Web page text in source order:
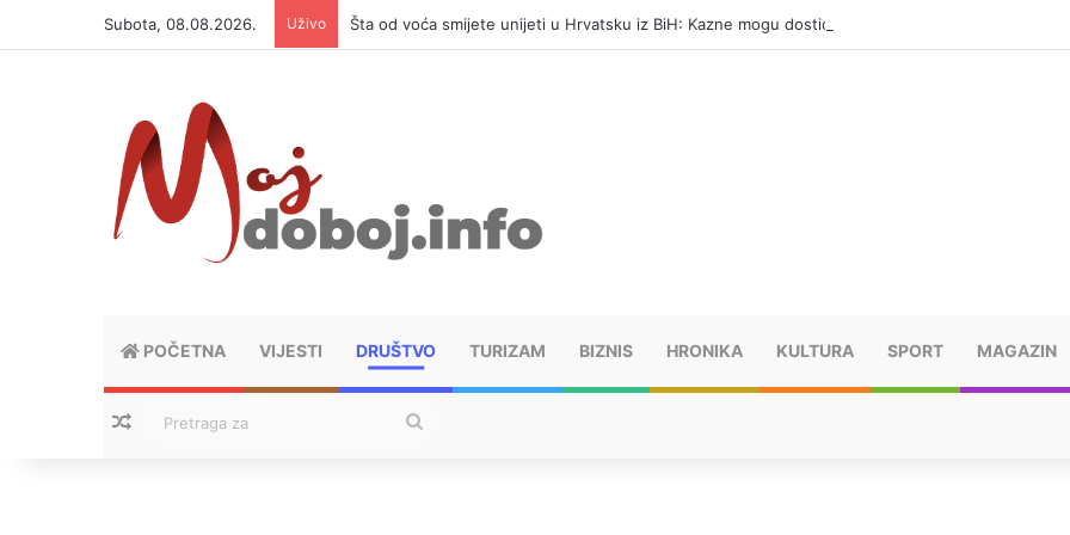
Subota, 08.08.2026. Uživo Šta od voća smijete unijeti u Hrvatsku iz BiH: Kazne mogu dostići 13.260 evra
POČETNA VIJESTI DRUŠTVO TURIZAM BIZNIS HRONIKA KULTURA SPORT MAGAZIN
Nasumični tekstovi